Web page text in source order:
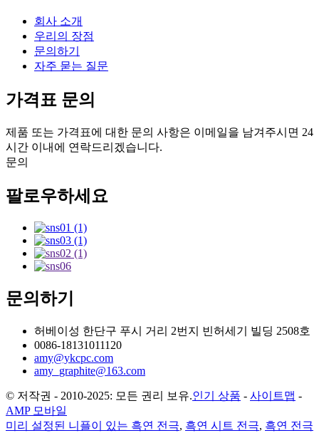
회사 소개
우리의 장점
문의하기
자주 묻는 질문
가격표 문의
제품 또는 가격표에 대한 문의 사항은 이메일을 남겨주시면 24
시간 이내에 연락드리겠습니다.
문의
팔로우하세요
문의하기
허베이성 한단구 푸시 거리 2번지 빈허세기 빌딩 2508호
0086-18131011120
amy@ykcpc.com
amy_graphite@163.com
© 저작권 - 2010-2025: 모든 권리 보유.인기 상품 - 사이트맵 -
AMP 모바일
미리 설정된 니플이 있는 흑연 전극, 흑연 시트 전극, 흑연 전극